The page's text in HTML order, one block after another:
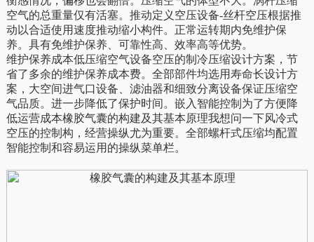
空气的总重量仅有活塞。推动定义空压设备-丝杆空压根据推
动以合适使用速度推动缩小构件。正常运转期内免维护保
养。具有免维护保养、可靠性高、效率高等优势。
维护保养成本低压缩空气设备空压的制冷压缩设计方案，节
省了多余的维护保养成本费。全部部件均选用寿命长设计方
案，大空间进气口设备、滤油器和细致分离设备保证压缩空
气品质。进一步降低了保护时间。嵌入智能控制为了方便降
低运营成本橡胶气囊的构建及其基本原理我想问一下风冷式
空压的控制构，经营操纵尤为重要。全部螺杆式压缩均配置
智能控制和容易运用的操纵菜单栏。